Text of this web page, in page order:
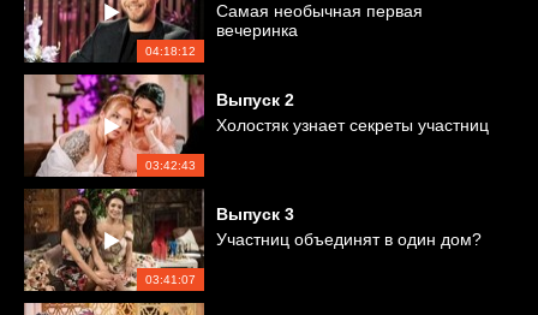
04:18:12
Самая необычная первая
вечеринка
03:42:43
Выпуск 2
Холостяк узнает секреты участниц
03:41:07
Выпуск 3
Участниц объединят в один дом?